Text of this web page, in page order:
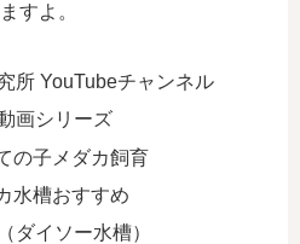
すよ。
所 YouTubeチャンネル
画シリーズ
の子メダカ飼育
水槽おすすめ
ダイソー水槽）